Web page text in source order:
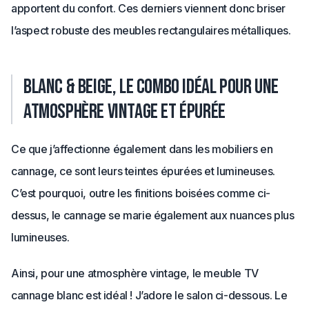
apportent du confort. Ces derniers viennent donc briser
l’aspect robuste des meubles rectangulaires métalliques.
Blanc & Beige, le combo idéal pour une
atmosphère vintage et épurée
Ce que j’affectionne également dans les mobiliers en
cannage, ce sont leurs teintes épurées et lumineuses.
C’est pourquoi, outre les finitions boisées comme ci-
dessus, le cannage se marie également aux nuances plus
lumineuses.
Ainsi, pour une atmosphère vintage, le meuble TV
cannage blanc est idéal ! J’adore le salon ci-dessous. Le